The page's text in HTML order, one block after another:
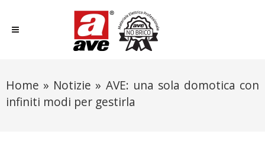
Home » Notizie » AVE: una sola domotica con
infiniti modi per gestirla